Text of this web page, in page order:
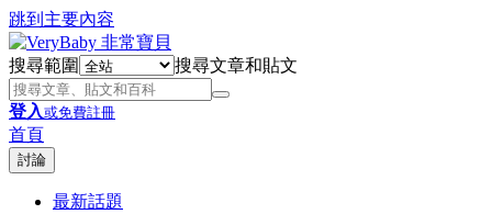
跳到主要內容
搜尋範圍 搜尋文章和貼文
登入或免費註冊
首頁
討論
最新話題